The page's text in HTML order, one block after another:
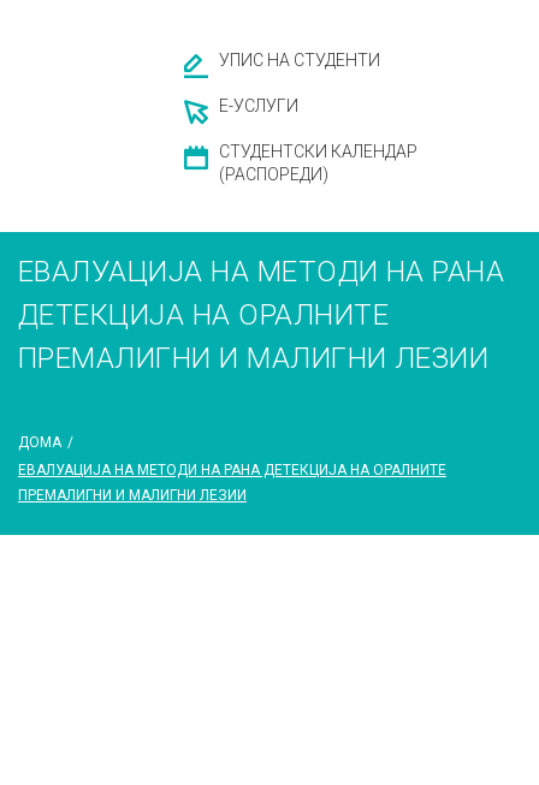
УПИС НА СТУДЕНТИ
Е-УСЛУГИ
СТУДЕНТСКИ КАЛЕНДАР
(РАСПОРЕДИ)
ЕВАЛУАЦИЈА НА МЕТОДИ НА РАНА
ДЕТЕКЦИЈА НА ОРАЛНИТЕ
ПРЕМАЛИГНИ И МАЛИГНИ ЛЕЗИИ
ДОМА /
ЕВАЛУАЦИЈА НА МЕТОДИ НА РАНА ДЕТЕКЦИЈА НА ОРАЛНИТЕ
ПРЕМАЛИГНИ И МАЛИГНИ ЛЕЗИИ